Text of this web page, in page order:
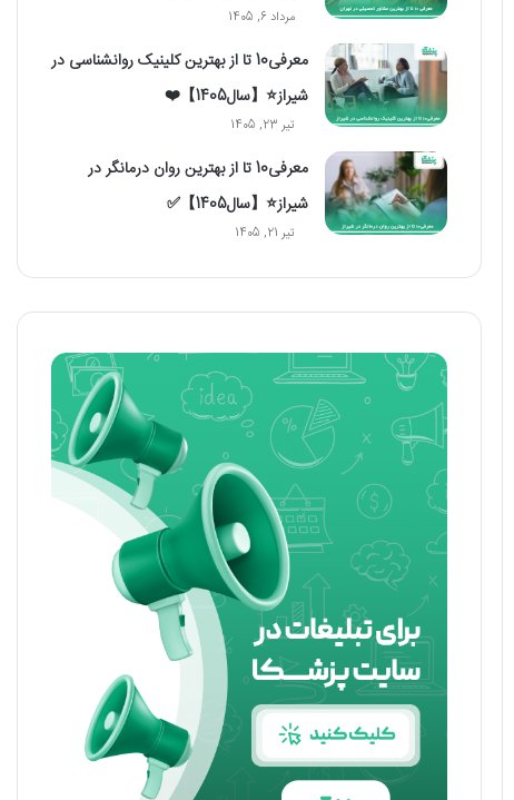
مرداد 6, 1405
معرفی10 تا از بهترین کلینیک روانشناسی در
شیراز⭐【سال1405】❤️
تیر 23, 1405
معرفی10 تا از بهترین روان درمانگر در
شیراز⭐【سال1405】✅
تیر 21, 1405